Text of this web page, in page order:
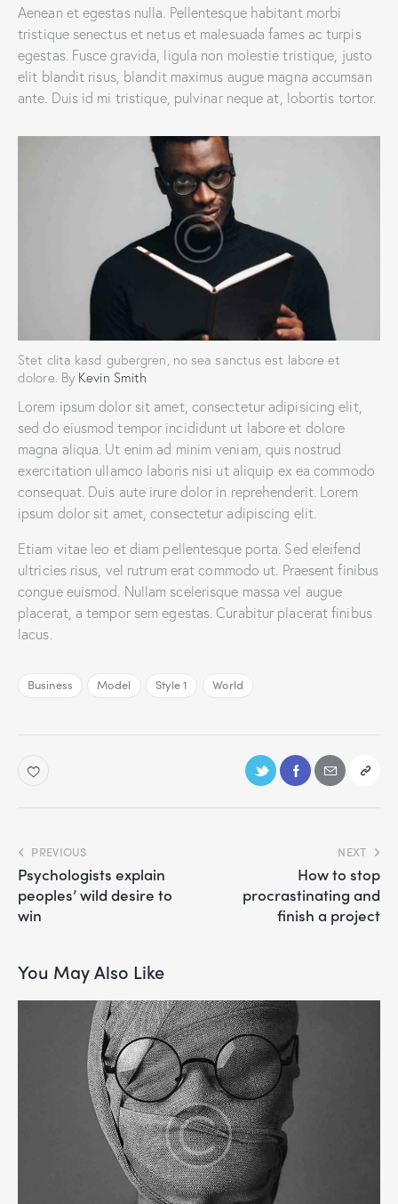
Aenean et egestas nulla. Pellentesque habitant morbi
tristique senectus et netus et malesuada fames ac turpis
egestas. Fusce gravida, ligula non molestie tristique, justo
elit blandit risus, blandit maximus augue magna accumsan
ante. Duis id mi tristique, pulvinar neque at, lobortis tortor.
Stet clita kasd gubergren, no sea sanctus est labore et
dolore. By Kevin Smith
Lorem ipsum dolor sit amet, consectetur adipisicing elit,
sed do eiusmod tempor incididunt ut labore et dolore
magna aliqua. Ut enim ad minim veniam, quis nostrud
exercitation ullamco laboris nisi ut aliquip ex ea commodo
consequat. Duis aute irure dolor in reprehenderit. Lorem
ipsum dolor sit amet, consectetur adipiscing elit.
Etiam vitae leo et diam pellentesque porta. Sed eleifend
ultricies risus, vel rutrum erat commodo ut. Praesent finibus
congue euismod. Nullam scelerisque massa vel augue
placerat, a tempor sem egestas. Curabitur placerat finibus
lacus.
Business Model Style 1 World
PREVIOUS
Psychologists explain
peoples’ wild desire to
win
NEXT
How to stop
procrastinating and
finish a project
You May Also Like